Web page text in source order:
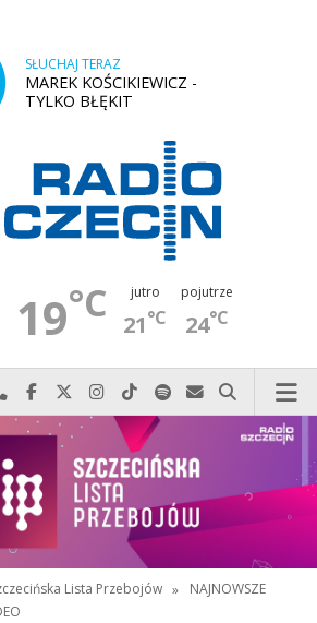
SŁUCHAJ TERAZ
MAREK KOŚCIKIEWICZ -
TYLKO BŁĘKIT
19°C jutro
21°C
pojutrze
24°C
Najlepiej po prostu do nas zadzwoń
Odwiedź nas na Facebook-u
Odwiedź nas na X
Odwiedź nas na Instagram-ie
Odwiedź nas na TikTok-u
Szukaj nas na Spotify
Wyślij do nas
Szukaj
Lista Przebojów »
NAJNOWSZE